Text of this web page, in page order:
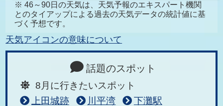
※ 46～90日の天気は、天気予報のエキスパート機関
とのタイアップによる過去の天気データの統計値に基
づく予想です。
天気アイコンの意味について
話題のスポット
8月に行きたいスポット
上田城跡
川平湾
下灘駅